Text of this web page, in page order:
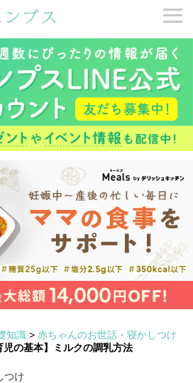
知識 > 赤ちゃんのお世話・寝かしつけ
児の基本】ミルクの調乳方法
つけ